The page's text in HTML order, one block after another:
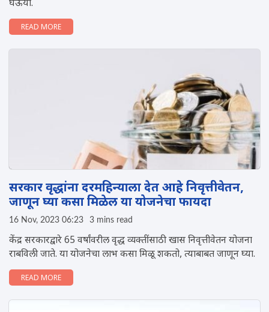
घेऊया.
READ MORE
सरकार वृद्धांना दरमहिन्याला देत आहे निवृत्तीवेतन,
जाणून घ्या कसा मिळेल या योजनेचा फायदा
16 Nov, 2023 06:23 3 mins read
केंद्र सरकारद्वारे 65 वर्षांवरील वृद्ध व्यक्तींसाठी खास निवृत्तीवेतन योजना
राबविली जाते. या योजनेचा लाभ कसा मिळू शकतो, त्याबाबत जाणून घ्या.
READ MORE